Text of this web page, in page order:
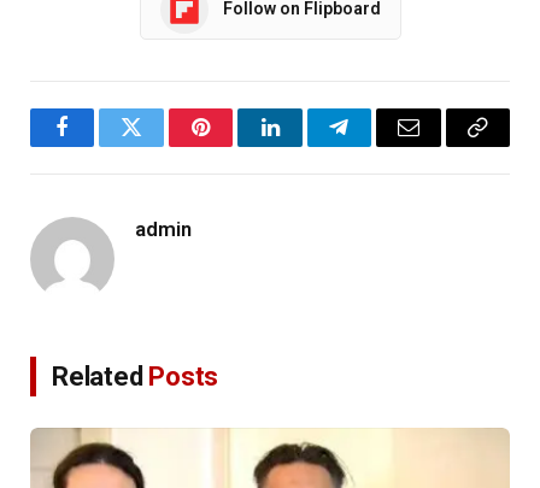
Follow on Flipboard
FacebookTwitter PinterestLinkedInTelegramEmail
Copy
admin
Related Posts